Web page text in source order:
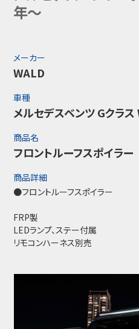
年～
メーカー
WALD
車種
メルセデスベンツ Gクラ
商品名
フロントルーフスポイラー
商品詳細
●フロントルーフスポイラー
FRP製
LEDランプ、ステー付属
リモコンハーネス別売